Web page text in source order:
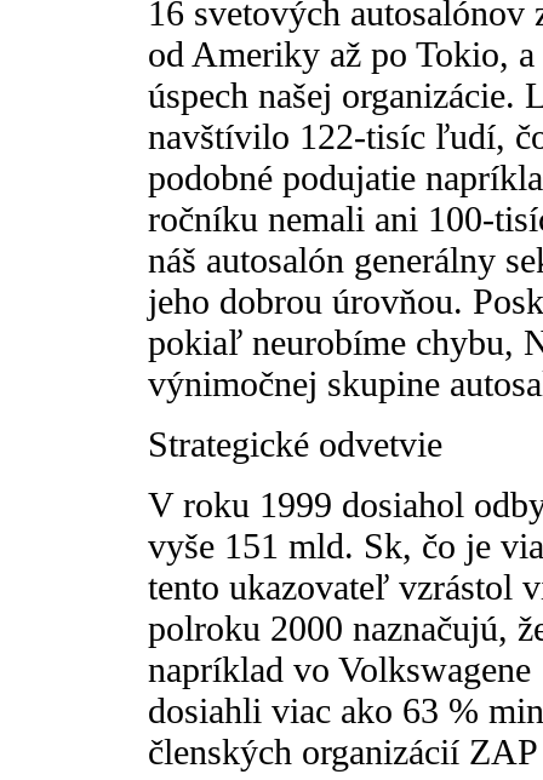
16 svetových autosalónov
od Ameriky až po Tokio,
úspech našej organizácie.
navštívilo 122-tisíc ľudí,
podobné podujatie
ročníku nemali ani 100-
náš autosalón generálny
jeho dobrou úrovňou.
pokiaľ neurobíme chybu,
výnimočnej skupine
Strategické odvetvie
V roku 1999 dosiahol
vyše 151 mld. Sk, čo je
tento ukazovateľ vzrástol
polroku 2000 naznačujú,
napríklad vo
dosiahli viac ako 63 %
členských organizácií